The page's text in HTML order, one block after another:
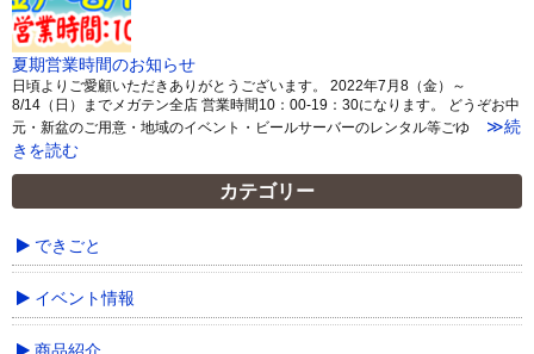
夏期営業時間のお知らせ
日頃よりご愛顧いただきありがとうございます。 2022年7月8（金）～
8/14（日）までメガテン全店 営業時間10：00-19：30になります。 どうぞお中
元・新盆のご用意・地域のイベント・ビールサーバーのレンタル等ごゆ
≫続
きを読む
カテゴリー
できごと
イベント情報